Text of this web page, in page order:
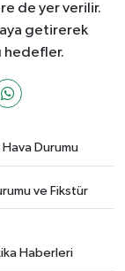
de yer verilir.
getirerek
hedefler.
Hava Durumu
ve Fikstür
Haberleri